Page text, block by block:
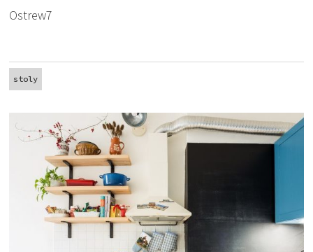
Ostrew7
stoly